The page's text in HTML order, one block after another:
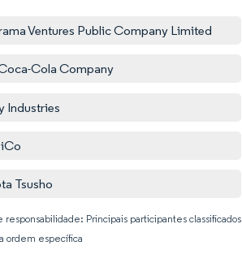
Ventures Public Company Limited
Cola Company
Industries
Tsusho
responsabilidade: Principais participantes classificados
ordem específica